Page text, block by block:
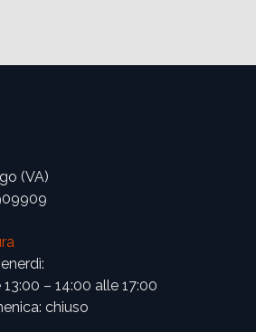
(VA)
– 14:00 alle 17:00
chiuso